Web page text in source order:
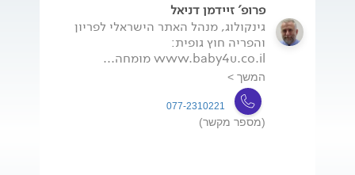
פרופ' זיידמן דניאל
גינקולוג, מנהל האתר הישראלי לפריון
והפריה חוץ גופית:
www.baby4u.co.il מומחה...
המשך >
077-2310221
(מספר מקשר)